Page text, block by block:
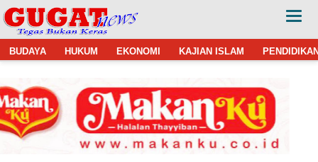
BUDAYA HUKUM EKONOMI KAJIAN ISLAM